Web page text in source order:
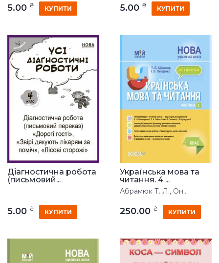
5.00 ₴ КУПИТИ 5.00 ₴ КУПИТИ
Діагностична робота
(письмовий...
5.00 ₴ КУПИТИ
Українська мова та
читання. 4 ...
Абрамюк Т. Л., Он...
250.00 ₴ КУПИТИ